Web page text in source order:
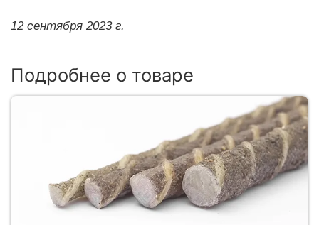
12 сентября 2023 г.
Подробнее о товаре